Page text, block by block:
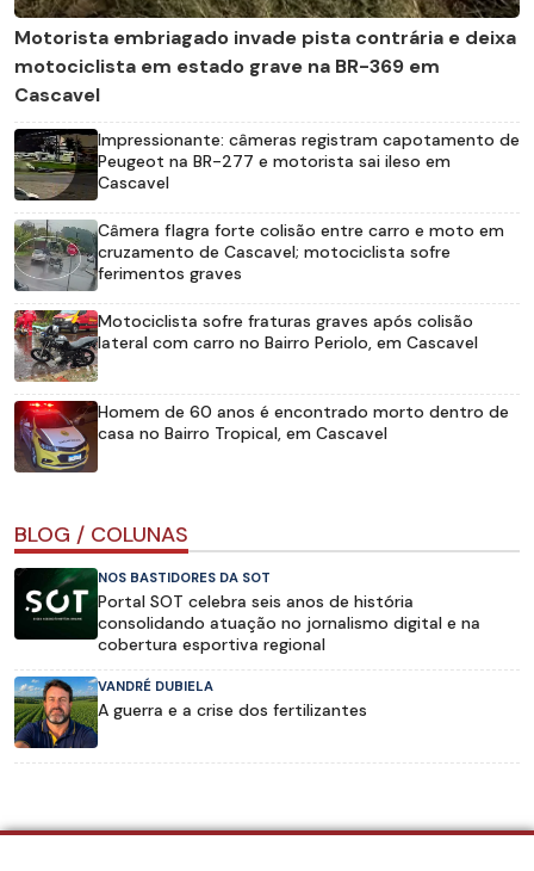
Motorista embriagado invade pista contrária e deixa
motociclista em estado grave na BR-369 em
Cascavel
Impressionante: câmeras registram capotamento de
Peugeot na BR-277 e motorista sai ileso em
Cascavel
Câmera flagra forte colisão entre carro e moto em
cruzamento de Cascavel; motociclista sofre
ferimentos graves
Motociclista sofre fraturas graves após colisão
lateral com carro no Bairro Periolo, em Cascavel
Homem de 60 anos é encontrado morto dentro de
casa no Bairro Tropical, em Cascavel
BLOG / COLUNAS
NOS BASTIDORES DA SOT
Portal SOT celebra seis anos de história
consolidando atuação no jornalismo digital e na
cobertura esportiva regional
VANDRÉ DUBIELA
A guerra e a crise dos fertilizantes